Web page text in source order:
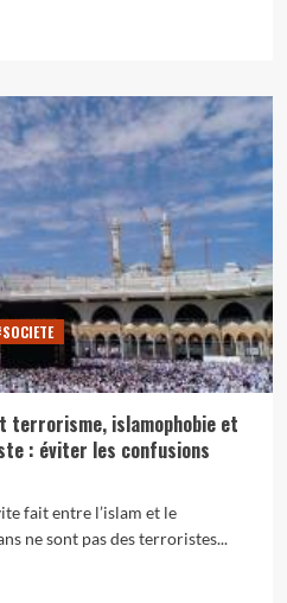
terrorisme, islamophobie et
: éviter les confusions
fait entre l’islam et le
ne sont pas des terroristes...